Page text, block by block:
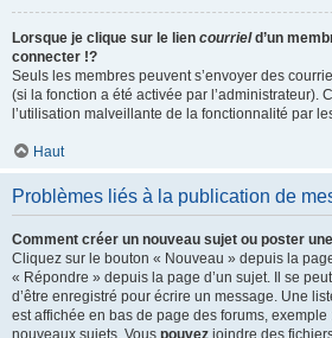
Lorsque je clique sur le lien courrield’un
connecter !?
Seuls les membres peuvent s’envoyer des
(si la fonction a été activée par l’administrateur).
l’utilisation malveillante de la fonctionnalité par
Haut
Problèmes liés à la publication de
Comment créer un nouveau sujet ou poster
Cliquez sur le bouton « Nouveau » depuis la
« Répondre » depuis la page d’un sujet. Il se
d’être enregistré pour écrire un message. Une
est affichée en bas de page des forums, exemple
nouveaux sujets, Vous pouvez joindre des